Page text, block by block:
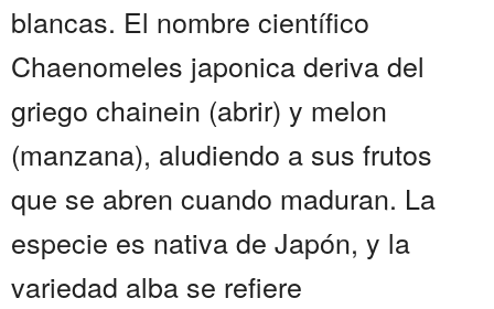
blancas. El nombre científico
Chaenomeles japonica deriva del
griego chainein (abrir) y melon
(manzana), aludiendo a sus frutos
que se abren cuando maduran. La
especie es nativa de Japón, y la
variedad alba se refiere